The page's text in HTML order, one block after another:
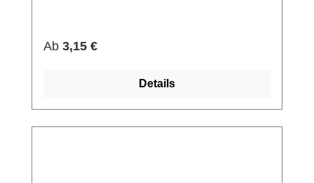
Regulärer Preis:
Ab 3,15 €
Details